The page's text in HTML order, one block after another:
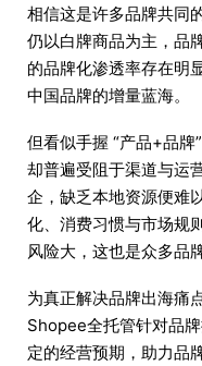
相信这是许多品牌共同
仍以白牌商品为主，品
的品牌化渗透率存在明
中国品牌的增量蓝海。
但看似手握 “产品+品
却普遍受阻于渠道与运
企，缺乏本地资源便难
化、消费习惯与市场规
风险大，这也是众多品
为真正解决品牌出海痛
Shopee全托管针对品
定的经营预期，助力品